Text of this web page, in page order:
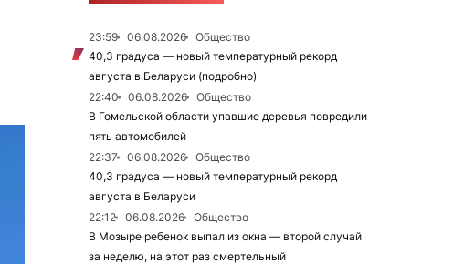
23:59 06.08.2026
Общество
40,3 градуса — новый температурный рекорд
августа в Беларуси (подробно)
22:40
06.08.2026
Общество
В Гомельской области упавшие деревья повредили
пять автомобилей
22:37
06.08.2026
Общество
40,3 градуса — новый температурный рекорд
августа в Беларуси
22:12
06.08.2026
Общество
В Мозыре ребенок выпал из окна — второй случай
за неделю, на этот раз смертельный